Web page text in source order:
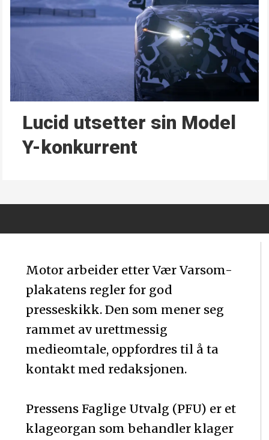
Lucid utsetter sin Model
Y-konkurrent
Motor arbeider etter Vær Varsom-
plakatens regler for god
presseskikk. Den som mener seg
rammet av urettmessig
medieomtale, oppfordres til å ta
kontakt med redaksjonen.
Pressens Faglige Utvalg (PFU) er et
klageorgan som behandler klager